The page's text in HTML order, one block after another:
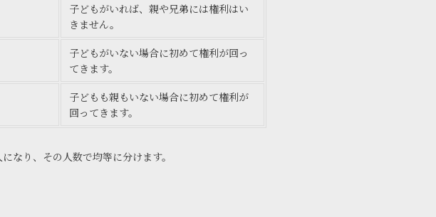
子どもがいれば、親や兄弟には権利はい
きません。
子どもがいない場合に初めて権利が回っ
てきます。
子どもも親もいない場合に初めて権利が
回ってきます。
なり、その人数で均等に分けます。